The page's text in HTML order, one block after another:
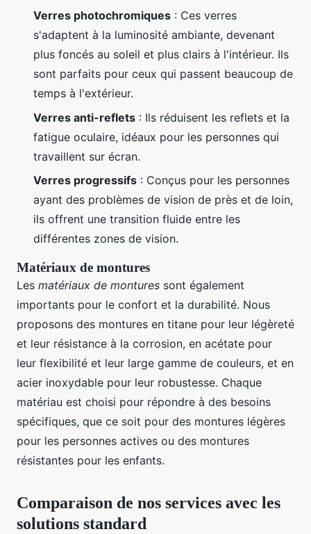
Verres photochromiques : Ces verres
s'adaptent à la luminosité ambiante, devenant
plus foncés au soleil et plus clairs à l'intérieur. Ils
sont parfaits pour ceux qui passent beaucoup de
temps à l'extérieur.
Verres anti-reflets : Ils réduisent les reflets et la
fatigue oculaire, idéaux pour les personnes qui
travaillent sur écran.
Verres progressifs : Conçus pour les personnes
ayant des problèmes de vision de près et de loin,
ils offrent une transition fluide entre les
différentes zones de vision.
Matériaux de montures
Les matériaux de montures sont également
importants pour le confort et la durabilité. Nous
proposons des montures en titane pour leur légèreté
et leur résistance à la corrosion, en acétate pour
leur flexibilité et leur large gamme de couleurs, et en
acier inoxydable pour leur robustesse. Chaque
matériau est choisi pour répondre à des besoins
spécifiques, que ce soit pour des montures légères
pour les personnes actives ou des montures
résistantes pour les enfants.
Comparaison de nos services avec les
solutions standard